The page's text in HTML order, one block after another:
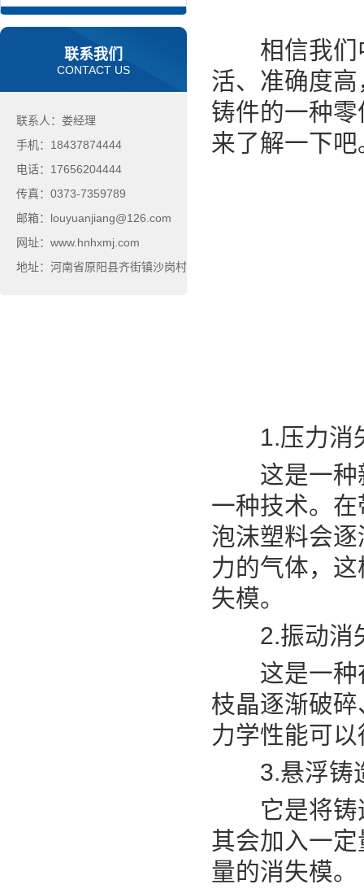
联系我们
CONTACT US
联系人：娄经理
手机：18437874444
电话：17656204444
传真：0373-7359789
邮箱：louyuanjiang@126.com
网址：www.hnhxmj.com
地址：河南省原阳县齐街镇沙岗村
相信我们中
活、准确度
铸件的一种
来了解一下吧
1.压力消
这是一种新
一种技术。
泡沫塑料会
力的气体，
失模。
2.振动消
这是一种在
枝晶逐渐破
力学性能可
3.悬浮铸
它是将铸造
其会加入一
量的消失模。